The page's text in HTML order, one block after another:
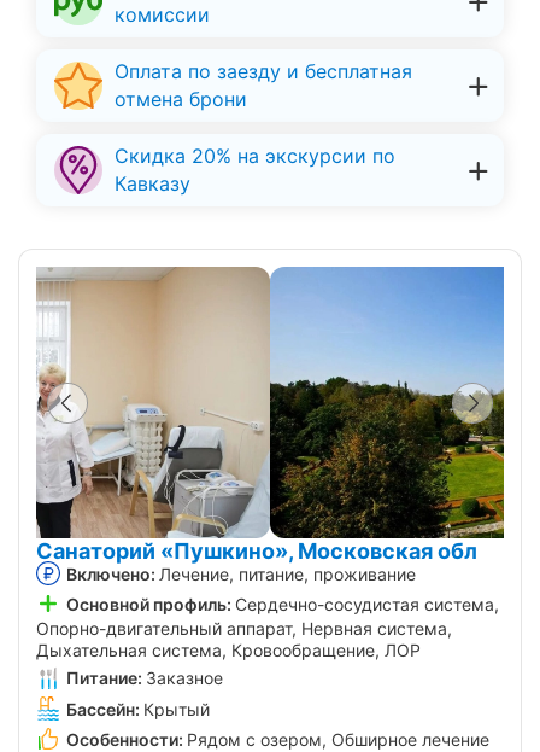
комиссии
Оплата по заезду и бесплатная
отмена брони
Скидка 20% на экскурсии по
Кавказу
Санаторий «Пушкино», Московская обл
Включено: Лечение, питание, проживание
Основной профиль: Сердечно-сосудистая система,
Опорно-двигательный аппарат, Нервная система,
Дыхательная система, Кровообращение, ЛОР
Питание: Заказное
Бассейн: Крытый
Особенности: Рядом с озером, Обширное лечение